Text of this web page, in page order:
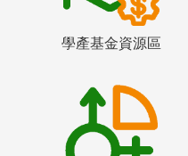
學產基金資源區